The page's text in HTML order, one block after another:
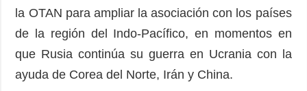
la OTAN para ampliar la asociación con los países
de la región del Indo-Pacífico, en momentos en
que Rusia continúa su guerra en Ucrania con la
ayuda de Corea del Norte, Irán y China.